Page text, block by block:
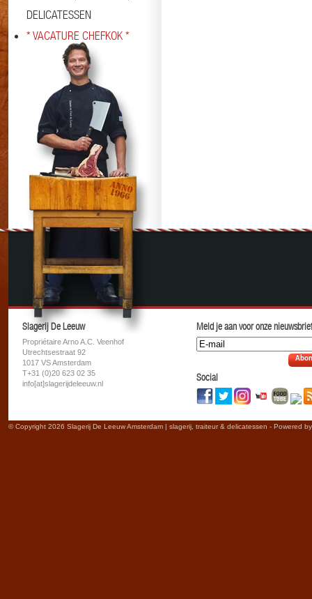
DELICATESSEN
* VACATURE CHEFKOK *
Slagerij De Leeuw
Propriétaire Arno A.C. Veenhof
Utrechtsestraat 92
1017 VS Amsterdam
T+31 (0)20 623 02 35
info[at]slagerijdeleeuw.nl
Meld je aan voor onze
Social
© Copyright 2026 Slagerij De Leeuw Amsterdam | slagerij, traiteur & delicatessen - Powered